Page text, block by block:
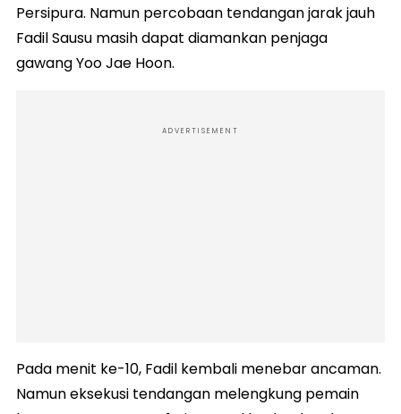
Persipura. Namun percobaan tendangan jarak jauh
Fadil Sausu masih dapat diamankan penjaga
gawang Yoo Jae Hoon.
ADVERTISEMENT
Pada menit ke-10, Fadil kembali menebar ancaman.
Namun eksekusi tendangan melengkung pemain